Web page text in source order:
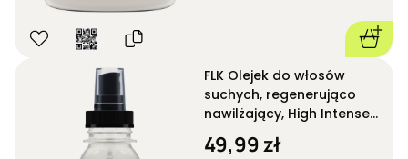
FLK Olejek do włosów
suchych, regenerująco
nawilżający, High Intense
HI05 50 ml
49,99 zł